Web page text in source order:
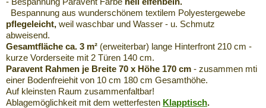
Bespannung aus wunderschönem textilem Polyestergewebe
pflegeleicht, weil waschbar und Wasser - u. Schmutz
abweisend.
Gesamtfläche ca. 3 m² (erweiterbar) lange Hinterfront 210 cm -
kurze Vorderseite mit 2 Türen 140 cm.
Paravent Rahmen je Breite 70 x Höhe 170 cm - zusammen mti
einer Bodenfreiehit von 10 cm 180 cm Gesamthöhe.
Auf kleinsten Raum zusammenfaltbar!
Ablagemöglichkeit mit dem wetterfesten Klapptisch.